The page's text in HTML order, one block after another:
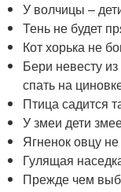
У волчицы –
Тень не будет
Кот хорька не
Бери невесту
спать на
Птица садится
У змеи дети
Ягненок овцу не
Гулящая
Прежде чем